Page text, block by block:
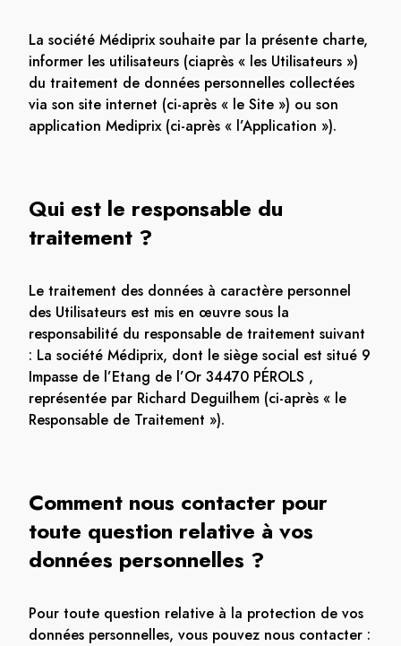
La société Médiprix souhaite par la présente charte,
informer les utilisateurs (ciaprès « les Utilisateurs »)
du traitement de données personnelles collectées
via son site internet (ci-après « le Site ») ou son
application Mediprix (ci-après « l’Application »).
Qui est le responsable du
traitement ?
Le traitement des données à caractère personnel
des Utilisateurs est mis en œuvre sous la
responsabilité du responsable de traitement suivant
: La société Médiprix, dont le siège social est situé 9
Impasse de l’Etang de l’Or 34470 PÉROLS ,
représentée par Richard Deguilhem (ci-après « le
Responsable de Traitement »).
Comment nous contacter pour
toute question relative à vos
données personnelles ?
Pour toute question relative à la protection de vos
données personnelles, vous pouvez nous contacter :